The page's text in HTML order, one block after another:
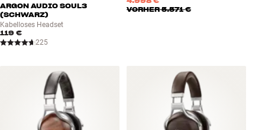
ARGON AUDIO SOUL3
(SCHWARZ)
Kabelloses Headset
119 €
225
VORHER5.571 €